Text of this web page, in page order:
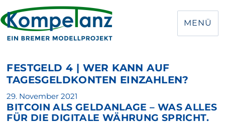
MENÜ
FESTGELD 4 | WER KANN AUF
TAGESGELDKONTEN EINZAHLEN?
Veröffentlicht
am
29. November 2021
BITCOIN ALS GELDANLAGE – WAS ALLES
FÜR DIE DIGITALE WÄHRUNG SPRICHT.